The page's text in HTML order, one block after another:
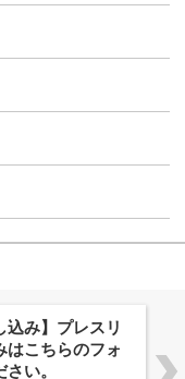
ア最大級のグロ
レンス
ラボレーショ